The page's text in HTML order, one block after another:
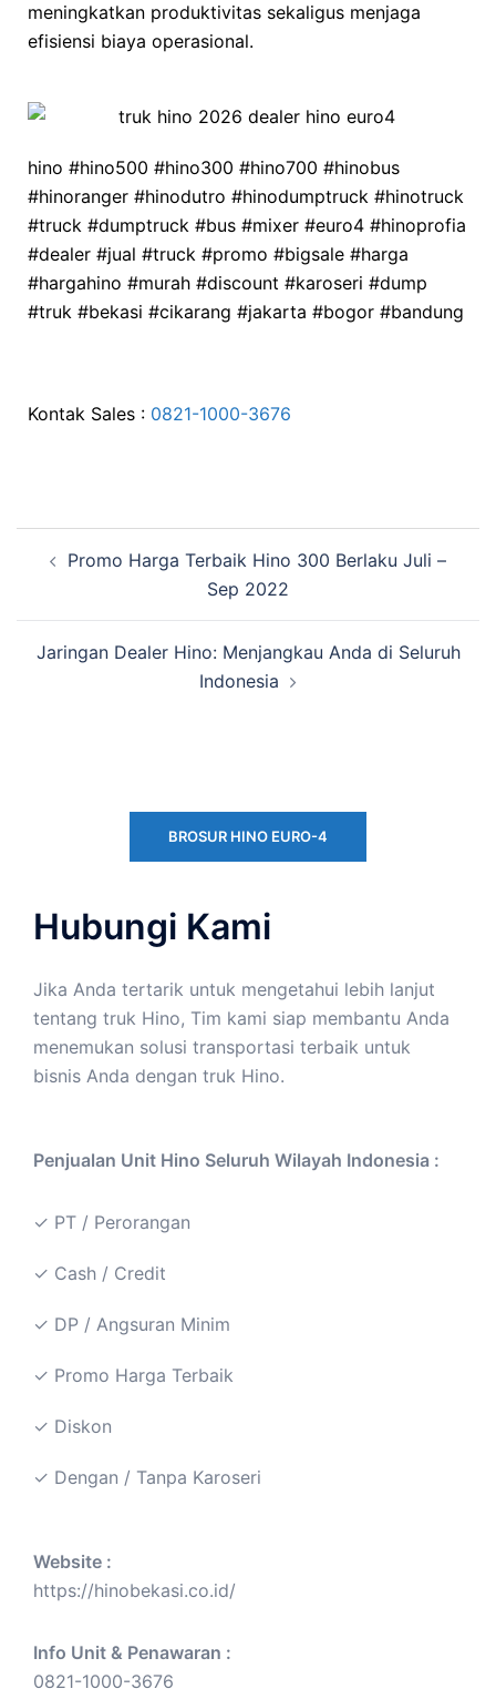
meningkatkan produktivitas sekaligus menjaga
efisiensi biaya operasional.
hino #hino500 #hino300 #hino700 #hinobus
#hinoranger #hinodutro #hinodumptruck #hinotruck
#truck #dumptruck #bus #mixer #euro4 #hinoprofia
#dealer #jual #truck #promo #bigsale #harga
#hargahino #murah #discount #karoseri #dump
#truk #bekasi #cikarang #jakarta #bogor #bandung
Kontak Sales : 0821-1000-3676
Promo Harga Terbaik Hino 300 Berlaku Juli –
Sep 2022
Jaringan Dealer Hino: Menjangkau Anda di Seluruh
Indonesia
BROSUR HINO EURO-4
Hubungi Kami
Jika Anda tertarik untuk mengetahui lebih lanjut
tentang truk Hino, Tim kami siap membantu Anda
menemukan solusi transportasi terbaik untuk
bisnis Anda dengan truk Hino.
Penjualan Unit Hino Seluruh Wilayah Indonesia :
✓ PT / Perorangan
✓ Cash / Credit
✓ DP / Angsuran Minim
✓ Promo Harga Terbaik
✓ Diskon
✓ Dengan / Tanpa Karoseri
Website :
https://hinobekasi.co.id/
Info Unit & Penawaran :
0821-1000-3676